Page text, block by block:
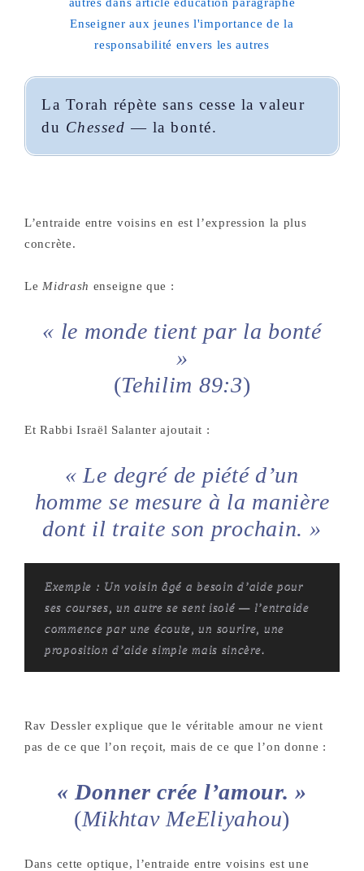
La Torah répète sans cesse la valeur
du Chessed — la bonté.
L’entraide entre voisins en est l’expression la plus
concrète.
Le Midrash enseigne que :
« le monde tient par la bonté
»
(Tehilim 89:3)
Et Rabbi Israël Salanter ajoutait :
« Le degré de piété d’un
homme se mesure à la manière
dont il traite son prochain. »
Exemple : Un voisin âgé a besoin d’aide pour
ses courses, un autre se sent isolé — l’entraide
commence par une écoute, un sourire, une
proposition d’aide simple mais sincère.
Rav Dessler explique que le véritable amour ne vient
pas de ce que l’on reçoit, mais de ce que l’on donne :
« Donner crée l’amour. »
(Mikhtav MeEliyahou)
Dans cette optique, l’entraide entre voisins est une